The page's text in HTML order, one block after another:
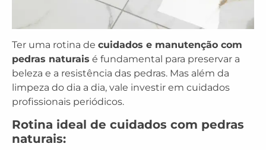
Ter uma rotina de cuidados e manutenção com
pedras naturais é fundamental para preservar a
beleza e a resistência das pedras. Mas além da
limpeza do dia a dia, vale investir em cuidados
profissionais periódicos.
Rotina ideal de cuidados com pedras
naturais: